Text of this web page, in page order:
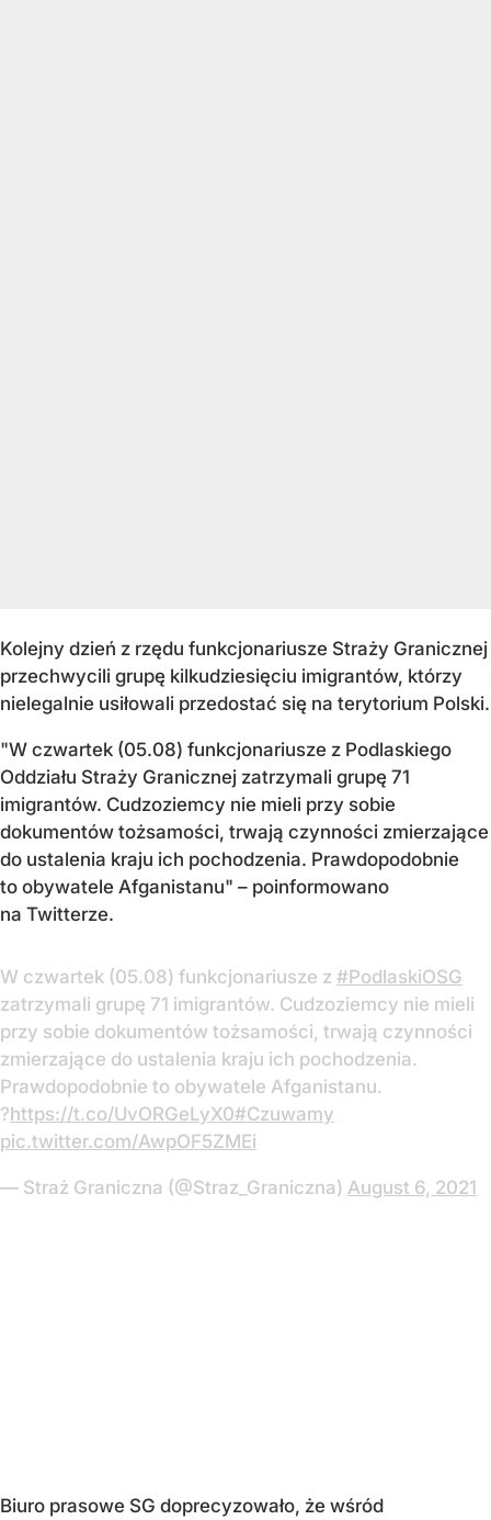
Kolejny dzień z rzędu funkcjonariusze Straży Granicznej
przechwycili grupę kilkudziesięciu imigrantów, którzy
nielegalnie usiłowali przedostać się na terytorium Polski.
"W czwartek (05.08) funkcjonariusze z Podlaskiego
Oddziału Straży Granicznej zatrzymali grupę 71
imigrantów. Cudzoziemcy nie mieli przy sobie
dokumentów tożsamości, trwają czynności zmierzające
do ustalenia kraju ich pochodzenia. Prawdopodobnie
to obywatele Afganistanu" – poinformowano
na Twitterze.
W czwartek (05.08) funkcjonariusze z #PodlaskiOSG
zatrzymali grupę 71 imigrantów. Cudzoziemcy nie mieli
przy sobie dokumentów tożsamości, trwają czynności
zmierzające do ustalenia kraju ich pochodzenia.
Prawdopodobnie to obywatele Afganistanu.
?https://t.co/UvORGeLyX0#Czuwamy
pic.twitter.com/AwpOF5ZMEi
— Straż Graniczna (@Straz_Graniczna) August 6, 2021
Biuro prasowe SG doprecyzowało, że wśród